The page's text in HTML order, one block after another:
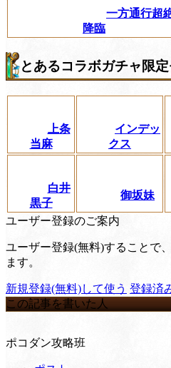
一方通行超
降臨
とあるコラボガチャ限
上条
当麻
インデッ
クス
白井
黒子
御坂妹
ユーザー登録のご案内
ユーザー登録(無料)することで
ます。
新規登録(無料)して使う 登録済
この記事を書いた人
ポコダン攻略班